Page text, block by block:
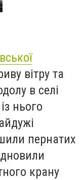
вітру та
в селі
нього
пернатих
крану